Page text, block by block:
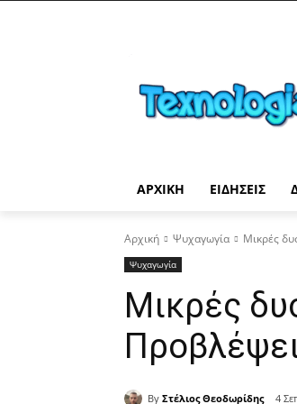
ΑΡΧΙΚΉ ΕΙΔΉΣΕΙΣ
Αρχική Ψυχαγωγία Μικρές
Ψυχαγωγία
Μικρές
By Στέλιος Θεοδωρίδης 4